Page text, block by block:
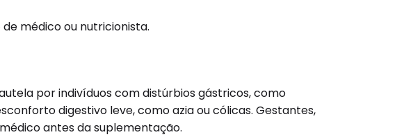
médico ou nutricionista.
por indivíduos com distúrbios gástricos, como
digestivo leve, como azia ou cólicas. Gestantes,
antes da suplementação.